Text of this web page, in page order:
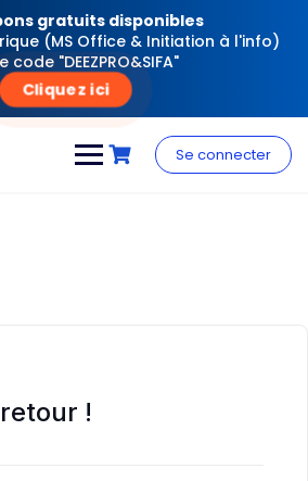
gratuits disponibles
(MS Office & Initiation à l'info)
code "DEEZPRO&SIFA"
Cliquez ici
Se connecter
!